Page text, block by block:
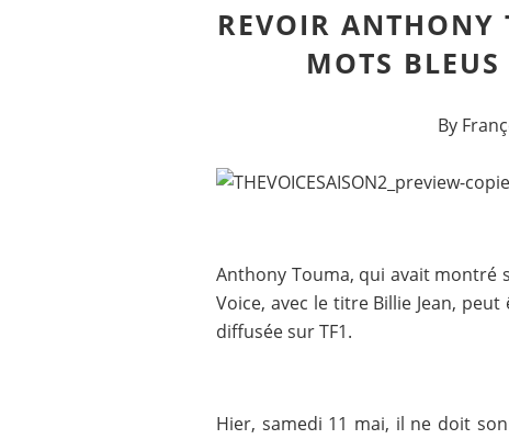
REVOIR ANTHONY
MOTS
By
Anthony Touma, qui avait montré
Voice, avec le titre Billie Jean,
diffusée sur TF1.
Hier, samedi 11 mai, il ne doit